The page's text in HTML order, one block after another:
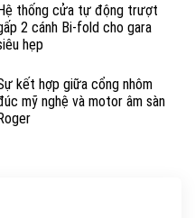
thống cửa tự động trượt
2 cánh Bi-fold cho gara
hẹp
kết hợp giữa cổng nhôm
mỹ nghệ và motor âm sàn
Roger